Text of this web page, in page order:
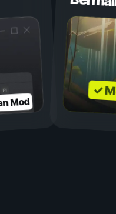
Mod
✓